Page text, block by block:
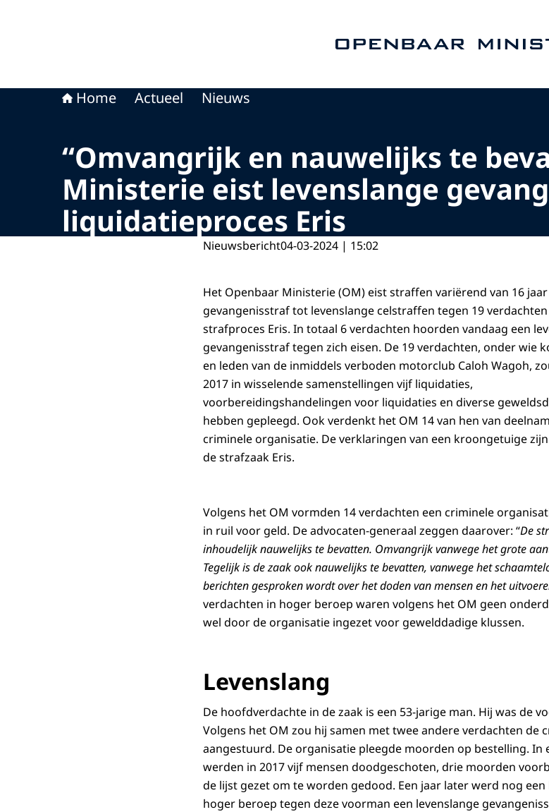
Home Actueel Nieuws
“Omvangrijk en nauwelijks te
Ministerie eist levenslange
liquidatieproces Eris
Nieuwsbericht04-03-2024 | 15:02
Het Openbaar Ministerie (OM) eist straffen variërend van 16 jaar
gevangenisstraf tot levenslange celstraffen tegen 19
strafproces Eris. In totaal 6 verdachten hoorden vandaag een
gevangenisstraf tegen zich eisen. De 19 verdachten, onder wie
en leden van de inmiddels verboden motorclub Caloh Wagoh,
2017 in wisselende samenstellingen vijf liquidaties,
voorbereidingshandelingen voor liquidaties en diverse
hebben gepleegd. Ook verdenkt het OM 14 van hen van
criminele organisatie. De verklaringen van een kroongetuige
de strafzaak Eris.
Volgens het OM vormden 14 verdachten een criminele
in ruil voor geld. De advocaten-generaal zeggen daarover: “De
inhoudelijk nauwelijks te bevatten. Omvangrijk vanwege het grote
Tegelijk is de zaak ook nauwelijks te bevatten, vanwege het
berichten gesproken wordt over het doden van mensen en het
verdachten in hoger beroep waren volgens het OM geen
wel door de organisatie ingezet voor gewelddadige klussen.
Levenslang
De hoofdverdachte in de zaak is een 53-jarige man. Hij was de
Volgens het OM zou hij samen met twee andere verdachten de
aangestuurd. De organisatie pleegde moorden op bestelling. In
werden in 2017 vijf mensen doodgeschoten, drie moorden
de lijst gezet om te worden gedood. Een jaar later werd nog
hoger beroep tegen deze voorman een levenslange